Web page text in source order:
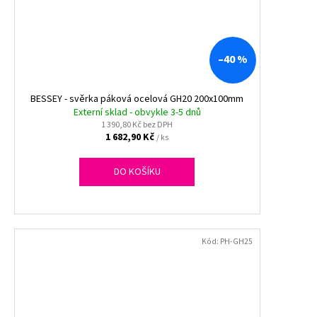
–40 %
BESSEY - svěrka páková ocelová GH20 200x100mm
Externí sklad - obvykle 3-5 dnů
1 390,80 Kč bez DPH
1 682,90 Kč/ ks
DO KOŠÍKU
Kód: PH-GH25